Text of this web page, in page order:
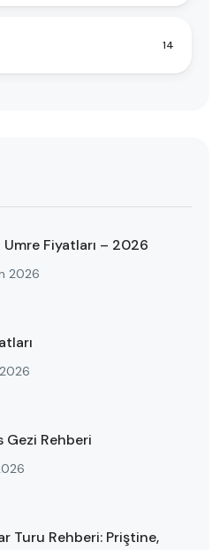
14
Fiyatları – 2026
2026
Gezi Rehberi
Turu Rehberi: Priştine,